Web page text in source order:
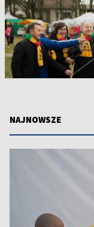
NAJNOWSZE